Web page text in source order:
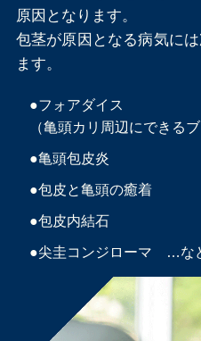
原因となります。
包茎が原因となる病気に
ます。
●フォアダイス
（亀頭カリ周辺にできるブ
●亀頭包皮炎
●包皮と亀頭の癒着
●包皮内結石
●尖圭コンジローマ …な